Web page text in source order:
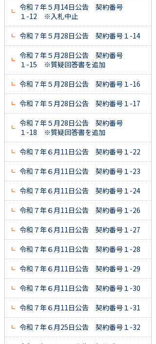
令和７年５月14日公告 契約番号
１-12 ※入札中止
令和７年５月28日公告 契約番号１-14
令和７年５月28日公告 契約番号
１-15 ※質疑回答書を追加
令和７年５月28日公告 契約番号１-16
令和７年５月28日公告 契約番号１-17
令和７年５月28日公告 契約番号
１-18 ※質疑回答書を追加
令和７年６月11日公告 契約番号１-22
令和７年６月11日公告 契約番号１-23
令和７年６月11日公告 契約番号１-24
令和７年６月11日公告 契約番号１-26
令和７年６月11日公告 契約番号１-27
令和７年６月11日公告 契約番号１-28
令和７年６月11日公告 契約番号１-29
令和７年６月11日公告 契約番号１-30
令和７年６月11日公告 契約番号１-31
令和７年６月25日公告 契約番号１-32